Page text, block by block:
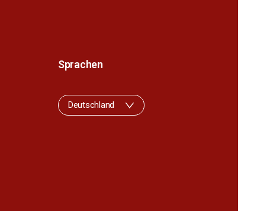
Sprachen
Deutschland